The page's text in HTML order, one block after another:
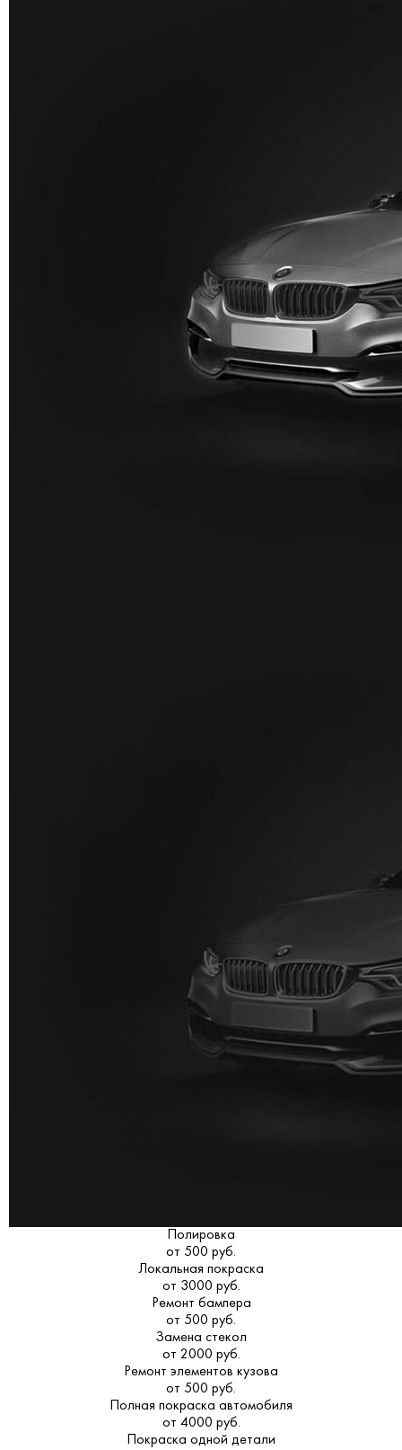
Полировка
от 500 руб.
Локальная покраска
от 3000 руб.
Ремонт бампера
от 500 руб.
Замена стекол
от 2000 руб.
Ремонт элементов кузова
от 500 руб.
Полная покраска автомобиля
от 4000 руб.
Покраска одной детали